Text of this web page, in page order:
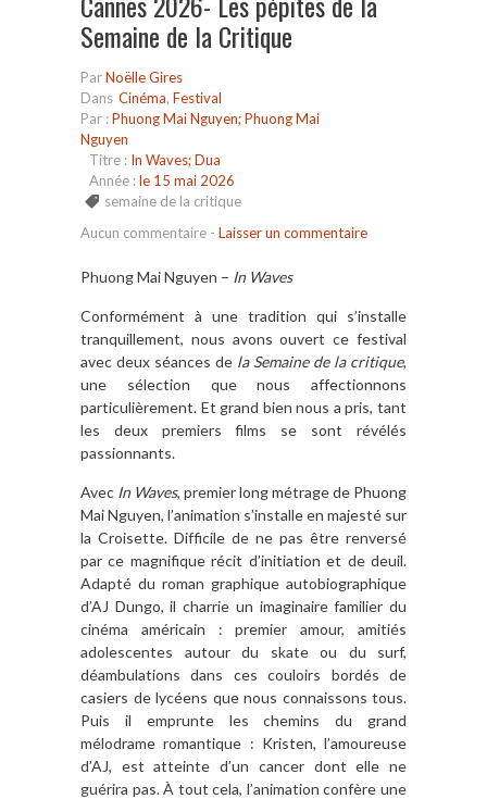
Semaine de la Critique
ParNoëlle Gires
Dans Cinéma, Festival
Par :Phuong Mai Nguyen; Phuong Mai
Nguyen
Titre : In Waves; Dua
Année :le 15 mai 2026
semaine de la critique
Aucun commentaire - Laisser un commentaire
Phuong Mai Nguyen – In Waves
Conformément à une tradition qui s’installe
tranquillement, nous avons ouvert ce festival
avec deux séances de la Semaine de la critique,
une sélection que nous affectionnons
particulièrement. Et grand bien nous a pris, tant
les deux premiers films se sont révélés
passionnants.
Avec In Waves, premier long métrage de Phuong
Mai Nguyen, l’animation s’installe en majesté sur
la Croisette. Difficile de ne pas être renversé
par ce magnifique récit d’initiation et de deuil.
Adapté du roman graphique autobiographique
d’AJ Dungo, il charrie un imaginaire familier du
cinéma américain : premier amour, amitiés
adolescentes autour du skate ou du surf,
déambulations dans ces couloirs bordés de
casiers de lycéens que nous connaissons tous.
Puis il emprunte les chemins du grand
mélodrame romantique : Kristen, l’amoureuse
d’AJ, est atteinte d’un cancer dont elle ne
guérira pas. À tout cela, l’animation confère une